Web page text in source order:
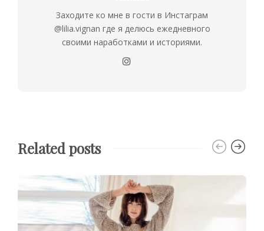
Заходите ко мне в гости в Инстаграм
@lilia.vignan где я делюсь ежедневного
своими наработками и историями.
Related posts